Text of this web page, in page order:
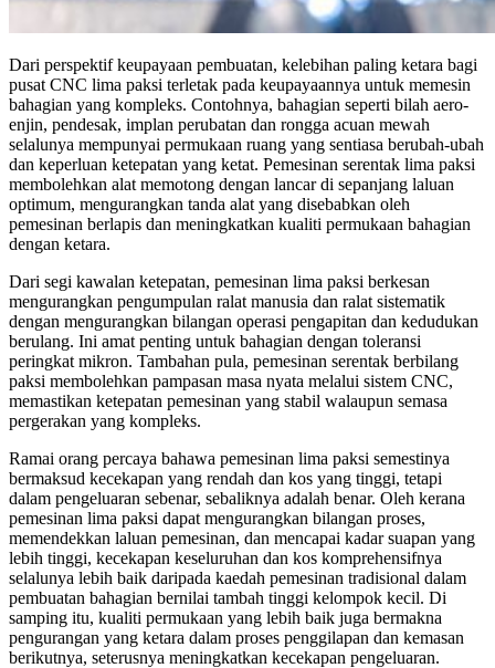
Dari perspektif keupayaan pembuatan, kelebihan paling ketara bagi
pusat CNC lima paksi terletak pada keupayaannya untuk memesin
bahagian yang kompleks. Contohnya, bahagian seperti bilah aero-
enjin, pendesak, implan perubatan dan rongga acuan mewah
selalunya mempunyai permukaan ruang yang sentiasa berubah-ubah
dan keperluan ketepatan yang ketat. Pemesinan serentak lima paksi
membolehkan alat memotong dengan lancar di sepanjang laluan
optimum, mengurangkan tanda alat yang disebabkan oleh
pemesinan berlapis dan meningkatkan kualiti permukaan bahagian
dengan ketara.
Dari segi kawalan ketepatan, pemesinan lima paksi berkesan
mengurangkan pengumpulan ralat manusia dan ralat sistematik
dengan mengurangkan bilangan operasi pengapitan dan kedudukan
berulang. Ini amat penting untuk bahagian dengan toleransi
peringkat mikron. Tambahan pula, pemesinan serentak berbilang
paksi membolehkan pampasan masa nyata melalui sistem CNC,
memastikan ketepatan pemesinan yang stabil walaupun semasa
pergerakan yang kompleks.
Ramai orang percaya bahawa pemesinan lima paksi semestinya
bermaksud kecekapan yang rendah dan kos yang tinggi, tetapi
dalam pengeluaran sebenar, sebaliknya adalah benar. Oleh kerana
pemesinan lima paksi dapat mengurangkan bilangan proses,
memendekkan laluan pemesinan, dan mencapai kadar suapan yang
lebih tinggi, kecekapan keseluruhan dan kos komprehensifnya
selalunya lebih baik daripada kaedah pemesinan tradisional dalam
pembuatan bahagian bernilai tambah tinggi kelompok kecil. Di
samping itu, kualiti permukaan yang lebih baik juga bermakna
pengurangan yang ketara dalam proses penggilapan dan kemasan
berikutnya, seterusnya meningkatkan kecekapan pengeluaran.